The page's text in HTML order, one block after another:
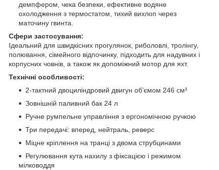
демпфером, чека безпеки, ефективне водяне
охолодження з термостатом, тихий вихлоп через
маточину гвинта.
Сфери застосування:
Ідеальний для швидкісних прогулянок, риболовлі, тролінгу,
полювання, сімейного відпочинку, підходить для надувних і
корпусних човнів, а також як допоміжний мотор для яхт.
Технічні особливості:
2-тактний двоциліндровий двигун об’ємом 246 см³
Зовнішній паливний бак 24 л
Ручне румпельне управління з ергономічною ручкою
Три передачі: вперед, нейтраль, реверс
Міцне кріплення на транці з двома струбцинами
Регулювання кута нахилу з фіксацією і режимом
мілководдя